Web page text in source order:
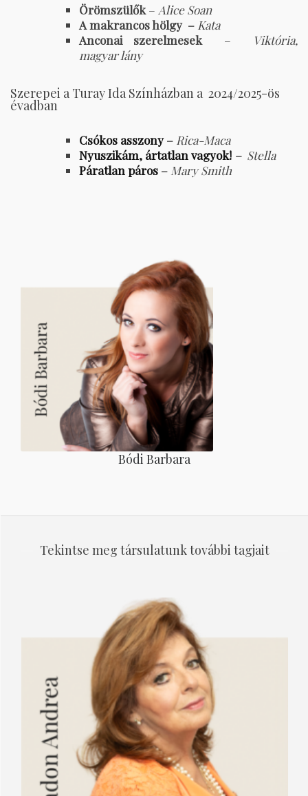
Örömszülők – Alice Soan
A makrancos hölgy – Kata
Anconai szerelmesek –
Viktória,
magyar lány
Szerepei a Turay Ida Színházban a 2024/2025-ös
évadban
Csókos asszony– Rica-Maca
Nyuszikám, ártatlan vagyok! – Stella
Páratlan páros – Mary Smith
Bódi Barbara
Tekintse meg társulatunk további tagjait